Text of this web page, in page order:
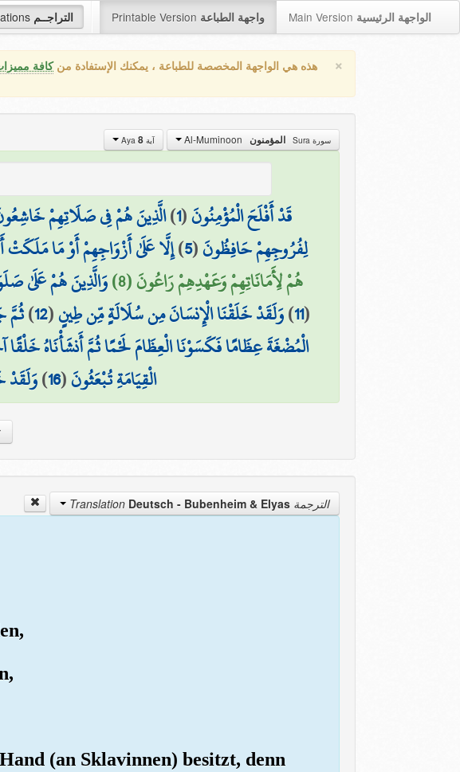
التراجــم Printable Version واجهة الطباعة Main Version الواجهة الرئيسية
× هذه هي الواجهة المخصصة للطباعة ، يمكنك الإستفادة منكافة
سورة Sura المؤمنون آية Aya 8
قَدْ أَفْلَحَ الْمُؤْمِنُونَ(
1
)الَّذِينَ هُمْ فِي صَلَاتِهِمْ
لِفُرُوجِهِمْ حَافِظُونَ(
5
)إِلَّا عَلَىٰ أَزْوَاجِهِمْ أَوْ مَا مَلَكَتْ
هُمْ لِأَمَانَاتِهِمْ وَعَهْدِهِمْ رَاعُونَ (8) وَالَّذِينَ هُمْ عَلَىٰ
(
11
)وَلَقَدْ خَلَقْنَا الْإِنسَانَ مِن سُلَالَةٍ مِّن طِينٍ(
12
)ثُمَّ
الْمُضْغَةَ عِظَامًا فَكَسَوْنَا الْعِظَامَ لَحْمًا ثُمَّ أَنشَأْنَاهُ خَلْقًا
الْقِيَامَةِ تُبْعَثُونَ(
16
)وَلَقَدْ
الترجمة Translation Deutsch - Bubenheim & Elyas
(an Sklavinnen) besitzt, denn